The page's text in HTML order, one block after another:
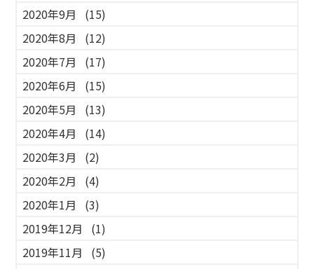
2020年9月
(15)
2020年8月
(12)
2020年7月
(17)
2020年6月
(15)
2020年5月
(13)
2020年4月
(14)
2020年3月
(2)
2020年2月
(4)
2020年1月
(3)
2019年12月
(1)
2019年11月
(5)